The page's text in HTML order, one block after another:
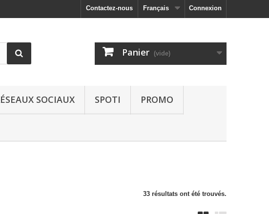
Connexion
Français
Contactez-nous
Panier (vide)
SOCIAUX SPOTI PROMO
33 résultats ont été trouvés.